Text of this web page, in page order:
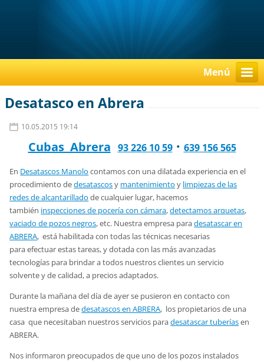
Menú
Desatasco en Abrera
10.05.2015 19:14
Cubas Abrera 93 226 10 59· 639 156 565
En Desatascos Manolo contamos con una dilatada experiencia en el
procedimiento dedesatascosy mantenimiento y limpiezas de las
redes de alcantarillado de cualquier lugar, hacemos
también inspecciones de pocería con cámara,detectamos arquetas,
vaciado de pozos negros, etc. Nuestra empresa paradesatascar en
ABRERA, está habilitada con todas las técnicas necesarias
para efectuar estas tareas, y dotada con las más avanzadas
tecnologías para brindar a todos nuestros clientes un servicio
solvente y de calidad, a precios adaptados.
Durante la mañana del día de ayer se pusieron en contacto con
nuestra empresa dedesatascos en ABRERA, los propietarios de una
casa que necesitaban nuestros servicios paradesatascar tuberíasen
ABRERA.
Nos informaron preocupados de que uno de los pozos instalados